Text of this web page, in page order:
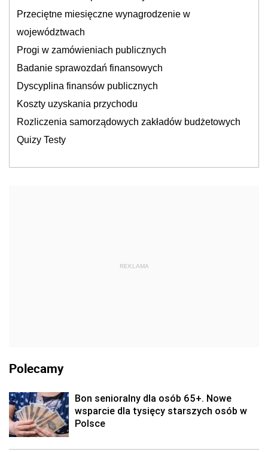
Przeciętne miesięczne wynagrodzenie w
województwach
Progi w zamówieniach publicznych
Badanie sprawozdań finansowych
Dyscyplina finansów publicznych
Koszty uzyskania przychodu
Rozliczenia samorządowych zakładów budżetowych
Quizy Testy
REKLAMA
Polecamy
Bon senioralny dla osób 65+. Nowe
wsparcie dla tysięcy starszych osób w
Polsce